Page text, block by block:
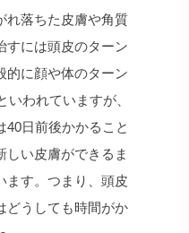
れ落ちた皮膚や角質
すには頭皮のターン
的に顔や体のターン
いわれていますが、
40日前後かかること
しい皮膚ができるま
ます。つまり、頭皮
どうしても時間がか